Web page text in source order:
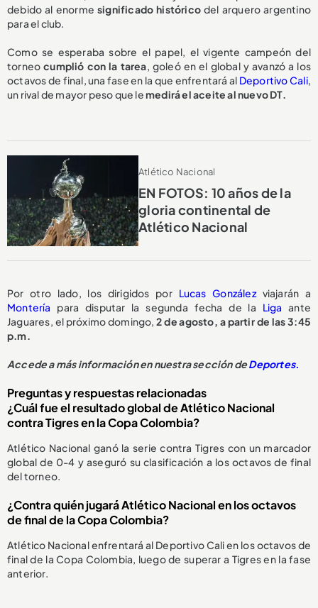
debido al enorme significado histórico del arquero argentino
para el club.
Como se esperaba sobre el papel, el vigente campeón del
torneocumplió con la tarea, goleó en el global y avanzó a los
octavos de final, una fase en la que enfrentará al Deportivo Cali,
un rival de mayor peso que lemedirá el aceite al nuevo DT.
Atlético Nacional
EN FOTOS: 10 años de la
gloria continental de
Atlético Nacional
Por otro lado, los dirigidos por Lucas González viajarán a
Montería para disputar la segunda fecha de la Liga ante
Jaguares, el próximo domingo, 2 de agosto, a partir de las 3:45
p.m.
Accede a más información en nuestra sección deDeportes.
Preguntas y respuestas relacionadas
¿Cuál fue el resultado global de Atlético Nacional
contra Tigres en la Copa Colombia?
Atlético Nacional ganó la serie contra Tigres con un marcador
global de 0-4 y aseguró su clasificación a los octavos de final
del torneo.
¿Contra quién jugará Atlético Nacional en los octavos
de final de la Copa Colombia?
Atlético Nacional enfrentará al Deportivo Cali en los octavos de
final de la Copa Colombia, luego de superar a Tigres en la fase
anterior.